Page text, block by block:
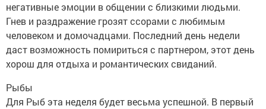
негативные эмоции в общении с близкими людьми.
Гнев и раздражение грозят ссорами с любимым
человеком и домочадцами. Последний день недели
даст возможность помириться с партнером, этот день
хорош для отдыха и романтических свиданий.
Рыбы
Для Рыб эта неделя будет весьма успешной. В первый